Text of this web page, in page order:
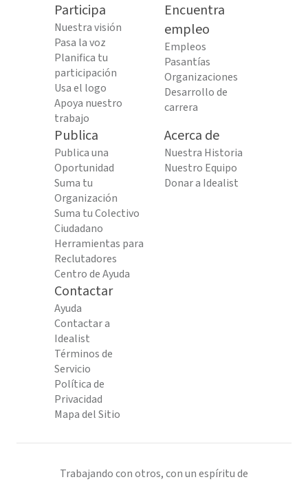
Participa
Nuestra visión
Pasa la voz
Planifica tu
participación
Usa el logo
Apoya nuestro
trabajo
Encuentra
empleo
Empleos
Pasantías
Organizaciones
Desarrollo de
carrera
Publica
Publica una
Oportunidad
Suma tu
Organización
Suma tu Colectivo
Ciudadano
Herramientas para
Reclutadores
Centro de Ayuda
Acerca de
Nuestra Historia
Nuestro Equipo
Donar a Idealist
Contactar
Ayuda
Contactar a
Idealist
Términos de
Servicio
Política de
Privacidad
Mapa del Sitio
Trabajando con otros, con un espíritu de